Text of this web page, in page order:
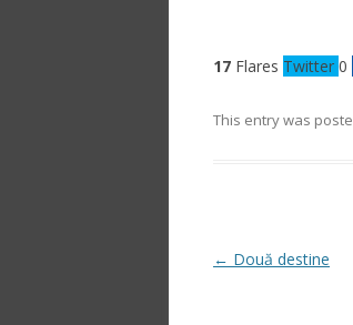
17 Flares Twitter 0
This entry was
Post
← Două destine